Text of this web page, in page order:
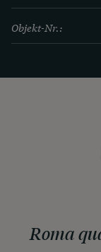
Objekt-Nr.:
Roma